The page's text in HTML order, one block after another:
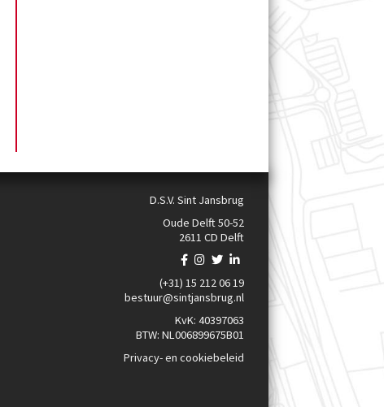
D.S.V. Sint Jansbrug
Oude Delft 50-52
2611 CD Delft
(+31) 15 212 06 19
bestuur@sintjansbrug.nl
KvK: 40397063
BTW: NL006899675B01
Privacy- en cookiebeleid